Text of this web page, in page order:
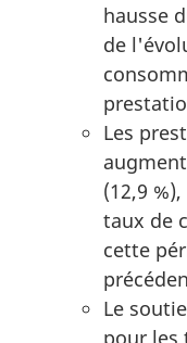
hausse
de
Les
(12,9
taux de
cette
Le
pour les